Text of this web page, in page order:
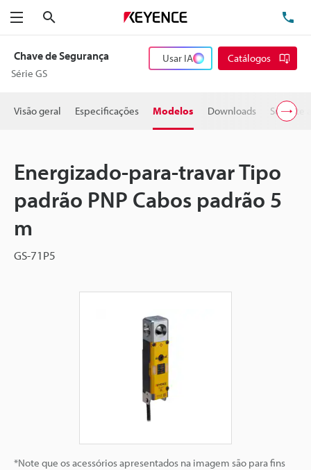
Menu
Chave de Segurança
Série GS
Usar IA Catálogos
Visão geral Especificações Modelos Downloads Suporte
Energizado-para-travar Tipo
padrão PNP Cabos padrão 5
m
GS-71P5
*Note que os acessórios apresentados na imagem são para fins